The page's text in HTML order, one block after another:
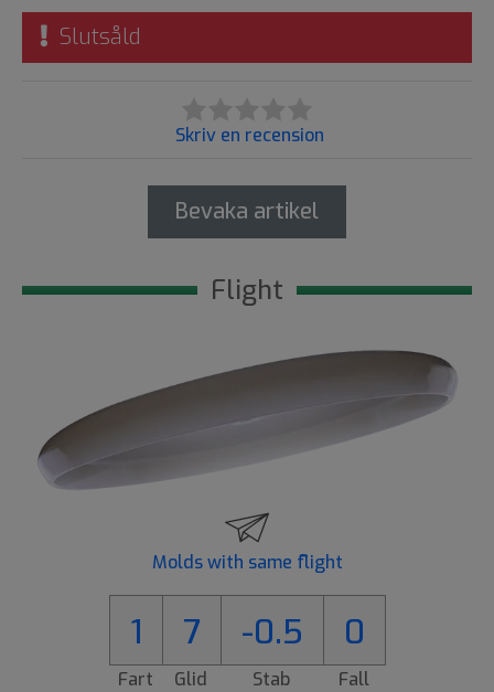
Slutsåld
Skriv en recension
Bevaka artikel
Flight
Molds with same flight
1 7 -0.5 0
Fart Glid Stab Fall